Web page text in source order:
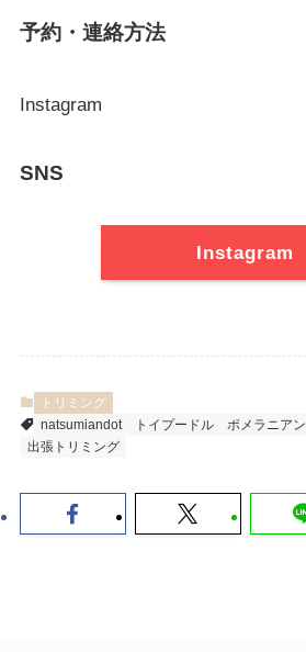
予約・連絡方法
Instagram
SNS
Instagram
トリミング
natsumiandot
トイプードル ポメラニアン
出張トリミング